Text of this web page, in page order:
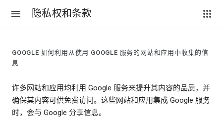
隐私权和条款
GOOGLE 如何利用从使用 GOOGLE 服务的网站和应用中收集的信
息
许多网站和应用均利用 Google 服务来提升其内容的品质，并
确保其内容可供免费访问。这些网站和应用集成 Google 服务
时，会与 Google 分享信息。